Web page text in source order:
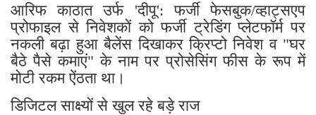
​आरिफ काठात उर्फ 'दीपू': फर्जी फेसबुक/व्हाट्सएप
प्रोफाइल से निवेशकों को फर्जी ट्रेडिंग प्लेटफॉर्म पर
नकली बढ़ा हुआ बैलेंस दिखाकर क्रिप्टो निवेश व "घर
बैठे पैसे कमाएं" के नाम पर प्रोसेसिंग फीस के रूप में
मोटी रकम ऐंठता था।
डिजिटल साक्ष्यों से खुल रहे बड़े राज